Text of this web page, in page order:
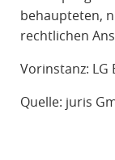
behaupteten,
rechtlichen
Vorinstanz: LG
Quelle: juris